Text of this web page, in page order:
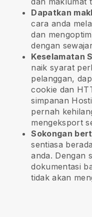
Dapatkan
cara anda
dan
dengan
Keselamatan
naik syarat
pelanggan,
cookie dan
simpanan
pernah
mengeksport
Sokongan
sentiasa
anda. Dengan
dokumentasi
tidak akan